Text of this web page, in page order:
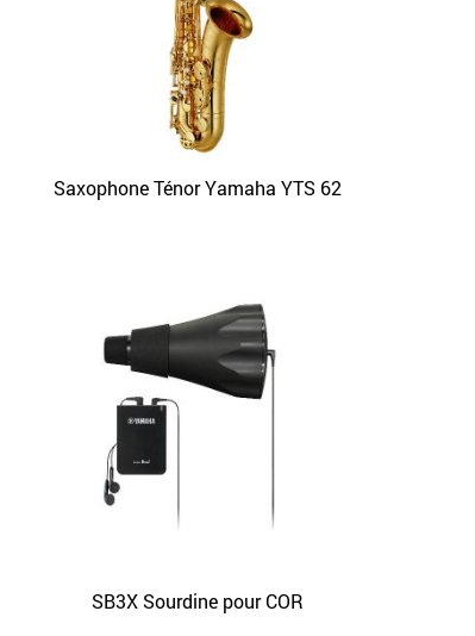
APERÇU
Saxophone Ténor Yamaha YTS 62
APERÇU
SB3X Sourdine pour COR